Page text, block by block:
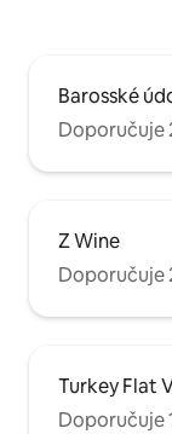
Barosské
Doporučuje
Z Wine
Doporučuje
Turkey Flat
Doporučuje